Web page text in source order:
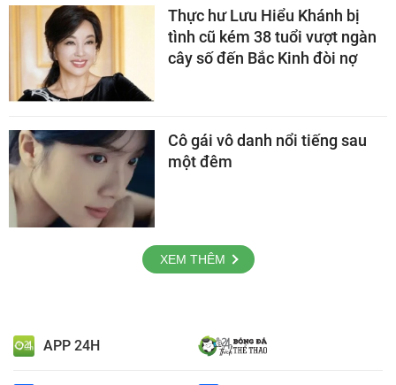
Thực hư Lưu Hiểu Khánh bị
tình cũ kém 38 tuổi vượt ngàn
cây số đến Bắc Kinh đòi nợ
Cô gái vô danh nổi tiếng sau
một đêm
XEM THÊM
APP 24H